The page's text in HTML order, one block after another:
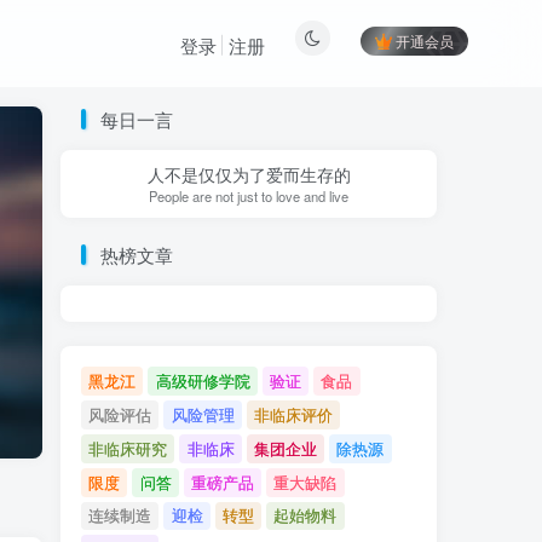
开通会员
登录 注册
每日一言
人不是仅仅为了爱而生存的
People are not just to love and live
热榜文章
黑龙江 高级研修学院 验证
食品
风险评估
风险管理
非临床评价
非临床研究
非临床 集团企业
除热源
限度
问答 重磅产品
重大缺陷
连续制造
迎检 转型
起始物料